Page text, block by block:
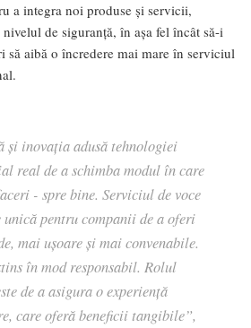
a integra noi produse și servicii,
de siguranță, în așa fel încât să-i
să aibă o încredere mai mare în serviciul
și inovația adusă tehnologiei
real de a schimba modul în care
- spre bine. Serviciul de voce
pentru companii de a oferi
mai ușoare și mai convenabile.
în mod responsabil. Rolul
de a asigura o experiență
care oferă beneficii tangibile”,